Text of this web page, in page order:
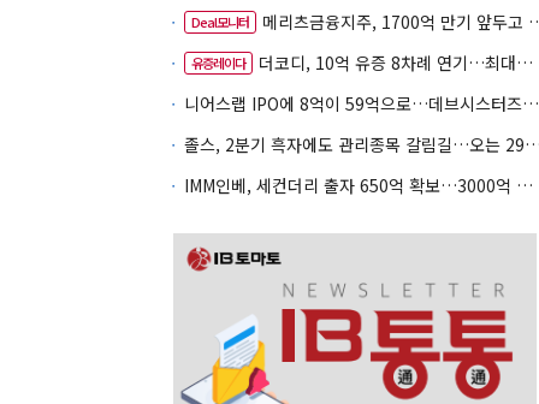
Deal모니터 메리츠금융지주, 1700억 만기 앞두고 1500억 조달
유증레이다
더코디, 10억 유증 8차례 연기…최대주주 납입력 '의문'
니어스랩 IPO에 8억이 59억으로…데브시스터즈벤처스 엑시트 '윤곽'
졸스, 2분기 흑자에도 관리종목 갈
IMM인베, 세컨더리 출자 650억 확보…3000억 펀드 노린다